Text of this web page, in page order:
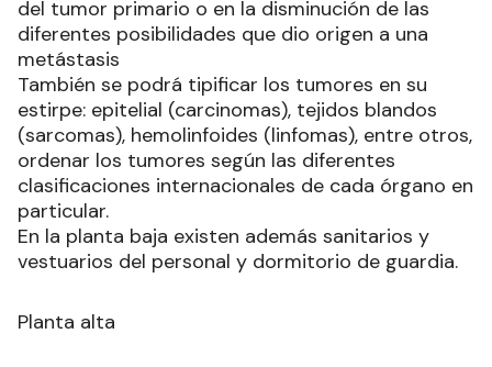
del tumor primario o en la disminución de las
diferentes posibilidades que dio origen a una
metástasis
También se podrá tipificar los tumores en su
estirpe: epitelial (carcinomas), tejidos blandos
(sarcomas), hemolinfoides (linfomas), entre otros,
ordenar los tumores según las diferentes
clasificaciones internacionales de cada órgano en
particular.
En la planta baja existen además sanitarios y
vestuarios del personal y dormitorio de guardia.
Planta alta